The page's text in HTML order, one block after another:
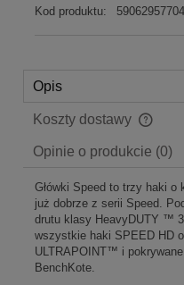
Kod produktu:
Opis
Koszty dostawy
Cena nie zawiera
Opinie o produkcie (0)
Główki Speed to trzy haki o
już dobrze z serii Speed.
drutu klasy HeavyDUTY ™
wszystkie haki SPEED HD
ULTRAPOINT™ i pokrywane
BenchKote.